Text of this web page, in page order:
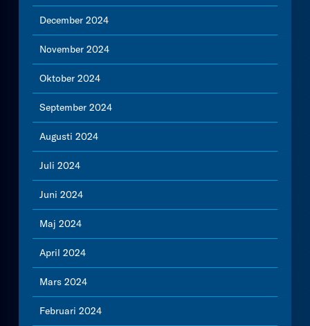
December 2024
November 2024
Oktober 2024
September 2024
Augusti 2024
Juli 2024
Juni 2024
Maj 2024
April 2024
Mars 2024
Februari 2024